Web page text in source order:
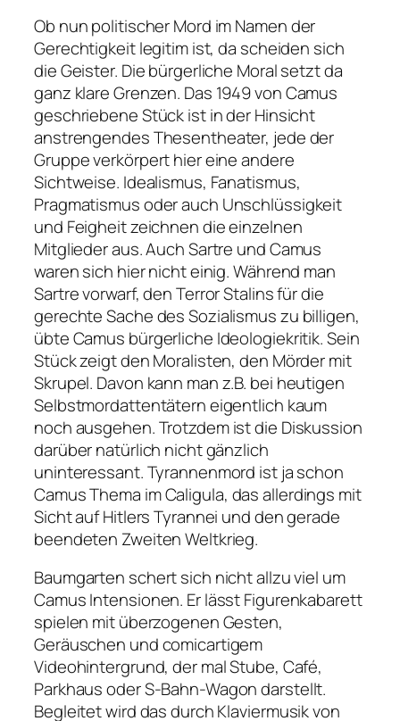
Ob nun politischer Mord im Namen der
Gerechtigkeit legitim ist, da scheiden sich
die Geister. Die bürgerliche Moral setzt da
ganz klare Grenzen. Das 1949 von Camus
geschriebene Stück ist in der Hinsicht
anstrengendes Thesentheater, jede der
Gruppe verkörpert hier eine andere
Sichtweise. Idealismus, Fanatismus,
Pragmatismus oder auch Unschlüssigkeit
und Feigheit zeichnen die einzelnen
Mitglieder aus. Auch Sartre und Camus
waren sich hier nicht einig. Während man
Sartre vorwarf, den Terror Stalins für die
gerechte Sache des Sozialismus zu billigen,
übte Camus bürgerliche Ideologiekritik. Sein
Stück zeigt den Moralisten, den Mörder mit
Skrupel. Davon kann man z.B. bei heutigen
Selbstmordattentätern eigentlich kaum
noch ausgehen. Trotzdem ist die Diskussion
darüber natürlich nicht gänzlich
uninteressant. Tyrannenmord ist ja schon
Camus Thema imCaligula, das allerdings mit
Sicht auf Hitlers Tyrannei und den gerade
beendeten Zweiten Weltkrieg.
Baumgarten schert sich nicht allzu viel um
Camus Intensionen. Er lässt Figurenkabarett
spielen mit überzogenen Gesten,
Geräuschen und comicartigem
Videohintergrund, der mal Stube, Café,
Parkhaus oder S-Bahn-Wagon darstellt.
Begleitet wird das durch Klaviermusik von